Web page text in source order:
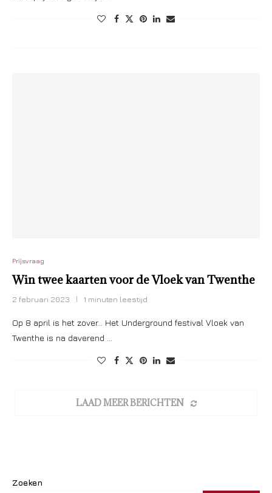
Prijsvraag
Win twee kaarten voor de Vloek van Twenthe
2 februari 2023 1 minuten leestijd
Op 8 april is het zover… Het Underground festival Vloek van
Twenthe is na daverend …
LAAD MEER BERICHTEN
Zoeken